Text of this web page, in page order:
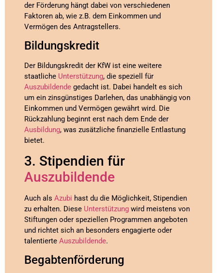
der Förderung hängt dabei von verschiedenen
Faktoren ab, wie z.B. dem Einkommen und
Vermögen des Antragstellers.
Bildungskredit
Der Bildungskredit der KfW ist eine weitere
staatliche Unterstützung, die speziell für
Auszubildende gedacht ist. Dabei handelt es sich
um ein zinsgünstiges Darlehen, das unabhängig von
Einkommen und Vermögen gewährt wird. Die
Rückzahlung beginnt erst nach dem Ende der
Ausbildung, was zusätzliche finanzielle Entlastung
bietet.
3. Stipendien für
Auszubildende
Auch als Azubi hast du die Möglichkeit, Stipendien
zu erhalten. Diese Unterstützung wird meistens von
Stiftungen oder speziellen Programmen angeboten
und richtet sich an besonders engagierte oder
talentierte Auszubildende.
Begabtenförderung